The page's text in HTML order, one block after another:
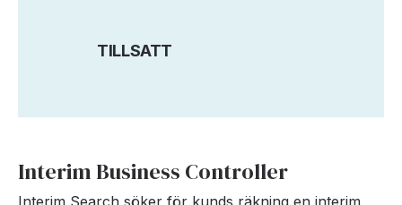
TILLSATT
Interim Business Controller
Interim Search söker för kunds räkning en interim